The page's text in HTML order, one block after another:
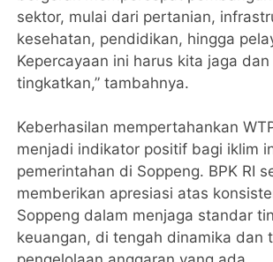
sektor, mulai dari pertanian,
kesehatan, pendidikan, hingga
Kepercayaan ini harus kita jaga dan
tingkatkan,” tambahnya.
Keberhasilan mempertahankan
menjadi indikator positif bagi iklim
pemerintahan di Soppeng. BPK RI
memberikan apresiasi atas
Soppeng dalam menjaga standar
keuangan, di tengah dinamika dan